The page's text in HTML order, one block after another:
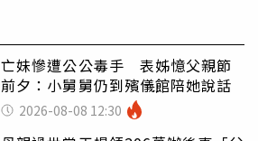
亡妹慘遭公公毒手 表姊憶父親節
前夕：小舅舅仍到殯儀館陪她說話
2026-08-08 12:30